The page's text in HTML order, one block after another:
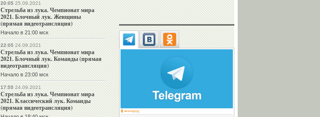
20:0525.09.2021
Стрельба из лука. Чемпионат мира
2021. Блочный лук. Женщины
(прямая видеотрансляция)
Начало в 21:00 мск
22:0524.09.2021
Стрельба из лука. Чемпионат мира
2021. Блочный лук. Команды (прямая
видеотрансляция)
Начало в 23:00 мск
17:5524.09.2021
Стрельба из лука. Чемпионат мира
2021. Классический лук. Команды
(прямая видеотрансляция)